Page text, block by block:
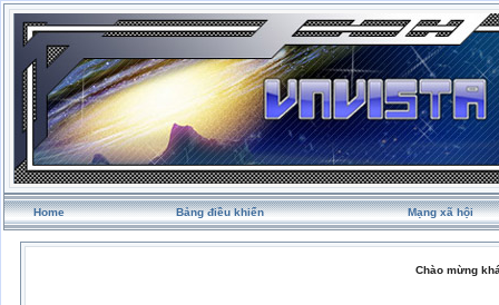
Home Bảng điều khiển Mạng xã hội
Chào mừng